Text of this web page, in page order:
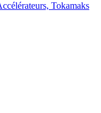
Tokamaks